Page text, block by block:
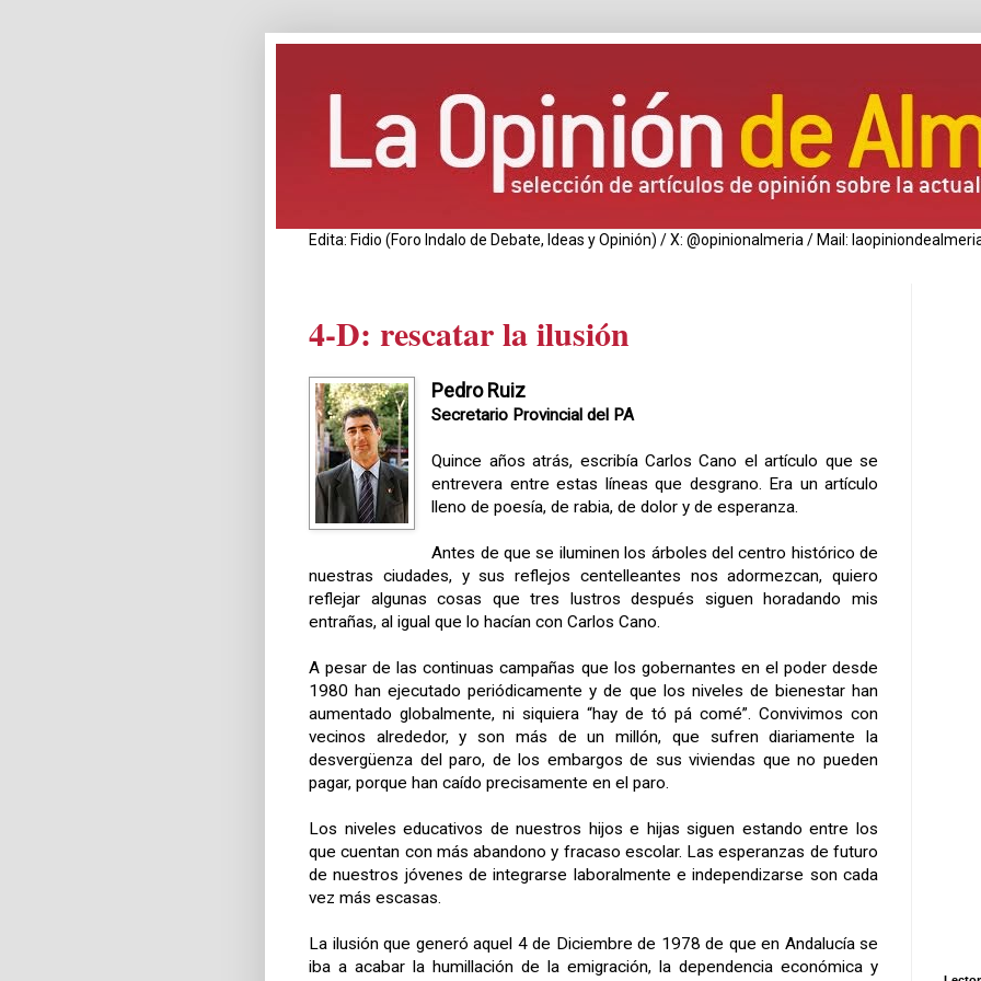
Edita: Fidio (Foro Indalo de Debate, Ideas y Opinión) / X: @opinionalmeria / Mail:
4-D: rescatar la ilusión
Pedro Ruiz
Secretario Provincial del PA
Quince años atrás, escribía Carlos Cano el artículo que se
entrevera entre estas líneas que desgrano. Era un artículo
lleno de poesía, de rabia, de dolor y de esperanza.
Antes de que se iluminen los árboles del centro histórico de
nuestras ciudades, y sus reflejos centelleantes nos adormezcan, quiero
reflejar algunas cosas que tres lustros después siguen horadando mis
entrañas, al igual que lo hacían con Carlos Cano.
A pesar de las continuas campañas que los gobernantes en el poder desde
1980 han ejecutado periódicamente y de que los niveles de bienestar han
aumentado globalmente, ni siquiera “hay de tó pá comé”. Convivimos con
vecinos alrededor, y son más de un millón, que sufren diariamente la
desvergüenza del paro, de los embargos de sus viviendas que no pueden
pagar, porque han caído precisamente en el paro.
Los niveles educativos de nuestros hijos e hijas siguen estando entre los
que cuentan con más abandono y fracaso escolar. Las esperanzas de futuro
de nuestros jóvenes de integrarse laboralmente e independizarse son cada
vez más escasas.
La ilusión que generó aquel 4 de Diciembre de 1978 de que en Andalucía se
iba a acabar la humillación de la emigración, la dependencia económica y